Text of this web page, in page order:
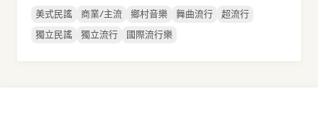
美式民謠 商業/主流 鄉村音樂 舞曲流行
超流行
獨立民謠
獨立流行 國際流行樂